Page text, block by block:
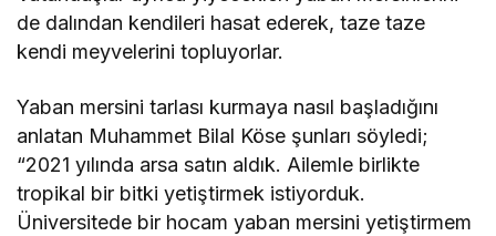
de dalından kendileri hasat ederek, taze taze
kendi meyvelerini topluyorlar.
Yaban mersini tarlası kurmaya nasıl başladığını
anlatan Muhammet Bilal Köse şunları söyledi;
“2021 yılında arsa satın aldık. Ailemle birlikte
tropikal bir bitki yetiştirmek istiyorduk.
Üniversitede bir hocam yaban mersini yetiştirmem